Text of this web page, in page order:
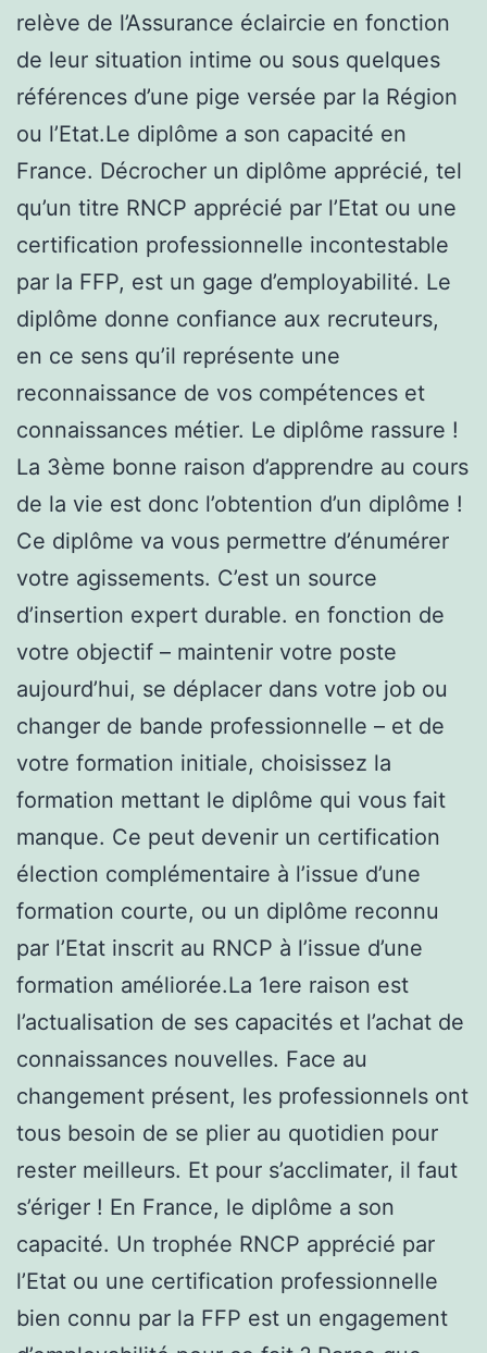
relève de l’Assurance éclaircie en fonction
de leur situation intime ou sous quelques
références d’une pige versée par la Région
ou l’Etat.Le diplôme a son capacité en
France. Décrocher un diplôme apprécié, tel
qu’un titre RNCP apprécié par l’Etat ou une
certification professionnelle incontestable
par la FFP, est un gage d’employabilité. Le
diplôme donne confiance aux recruteurs,
en ce sens qu’il représente une
reconnaissance de vos compétences et
connaissances métier. Le diplôme rassure !
La 3ème bonne raison d’apprendre au cours
de la vie est donc l’obtention d’un diplôme !
Ce diplôme va vous permettre d’énumérer
votre agissements. C’est un source
d’insertion expert durable. en fonction de
votre objectif – maintenir votre poste
aujourd’hui, se déplacer dans votre job ou
changer de bande professionnelle – et de
votre formation initiale, choisissez la
formation mettant le diplôme qui vous fait
manque. Ce peut devenir un certification
élection complémentaire à l’issue d’une
formation courte, ou un diplôme reconnu
par l’Etat inscrit au RNCP à l’issue d’une
formation améliorée.La 1ere raison est
l’actualisation de ses capacités et l’achat de
connaissances nouvelles. Face au
changement présent, les professionnels ont
tous besoin de se plier au quotidien pour
rester meilleurs. Et pour s’acclimater, il faut
s’ériger ! En France, le diplôme a son
capacité. Un trophée RNCP apprécié par
l’Etat ou une certification professionnelle
bien connu par la FFP est un engagement